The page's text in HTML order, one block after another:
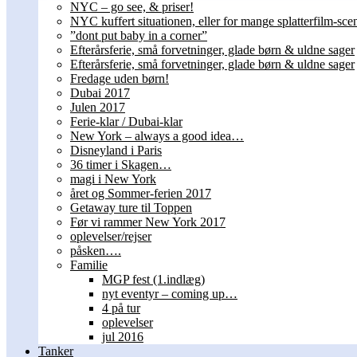
NYC – go see, & priser!
NYC kuffert situationen, eller for mange splatterfilm-
”dont put baby in a corner”
Efterårsferie, små forvetninger, glade børn & uldne sager
Efterårsferie, små forvetninger, glade børn & uldne sager
Fredage uden børn!
Dubai 2017
Julen 2017
Ferie-klar / Dubai-klar
New York – always a good idea…
Disneyland i Paris
36 timer i Skagen…
magi i New York
året og Sommer-ferien 2017
Getaway ture til Toppen
Før vi rammer New York 2017
oplevelser/rejser
påsken….
Familie
MGP fest (1.indlæg)
nyt eventyr – coming up…
4 på tur
oplevelser
jul 2016
Tanker